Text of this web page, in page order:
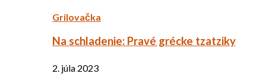
Grilovačka
Na schladenie: Pravé grécke tzatziky
2. júla 2023